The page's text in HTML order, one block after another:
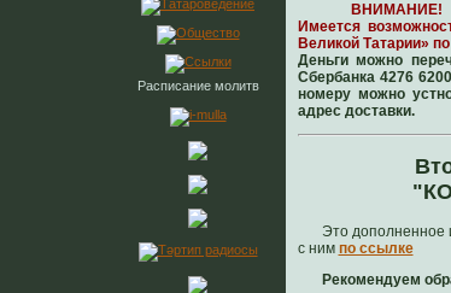
Расписание молитв
ВНИМАНИЕ!
Имеется
Великой Татарии»
Деньги можно
Сбербанка 4276
номеру можно
адрес доставки.
Это дополненное
с ним по ссылке
Рекомендуем